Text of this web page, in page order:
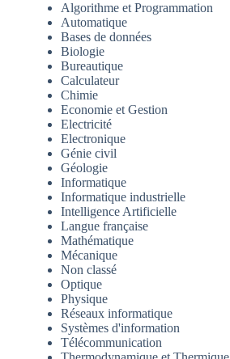
Algorithme et Programmation
Automatique
Bases de données
Biologie
Bureautique
Calculateur
Chimie
Economie et Gestion
Electricité
Electronique
Génie civil
Géologie
Informatique
Informatique industrielle
Intelligence Artificielle
Langue française
Mathématique
Mécanique
Non classé
Optique
Physique
Réseaux informatique
Systèmes d'information
Télécommunication